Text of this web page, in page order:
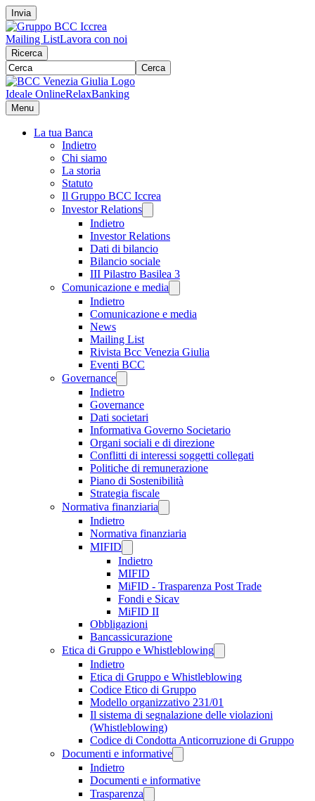
Invia
Mailing ListLavora con noi
Ricerca
Cerca
Ideale OnlineRelaxBanking
Menu
La tua Banca
Indietro
Chi siamo
La storia
Statuto
Il Gruppo BCC Iccrea
Investor Relations
Indietro
Investor Relations
Dati di bilancio
Bilancio sociale
III Pilastro Basilea 3
Comunicazione e media
Indietro
Comunicazione e media
News
Mailing List
Rivista Bcc Venezia Giulia
Eventi BCC
Governance
Indietro
Governance
Dati societari
Informativa Governo Societario
Organi sociali e di direzione
Conflitti di interessi soggetti collegati
Politiche di remunerazione
Piano di Sostenibilità
Strategia fiscale
Normativa finanziaria
Indietro
Normativa finanziaria
MIFID
Indietro
MIFID
MiFID - Trasparenza Post Trade
Fondi e Sicav
MiFID II
Obbligazioni
Bancassicurazione
Etica di Gruppo e Whistleblowing
Indietro
Etica di Gruppo e Whistleblowing
Codice Etico di Gruppo
Modello organizzativo 231/01
Il sistema di segnalazione delle violazioni
(Whistleblowing)
Codice di Condotta Anticorruzione di Gruppo
Documenti e informative
Indietro
Documenti e informative
Trasparenza